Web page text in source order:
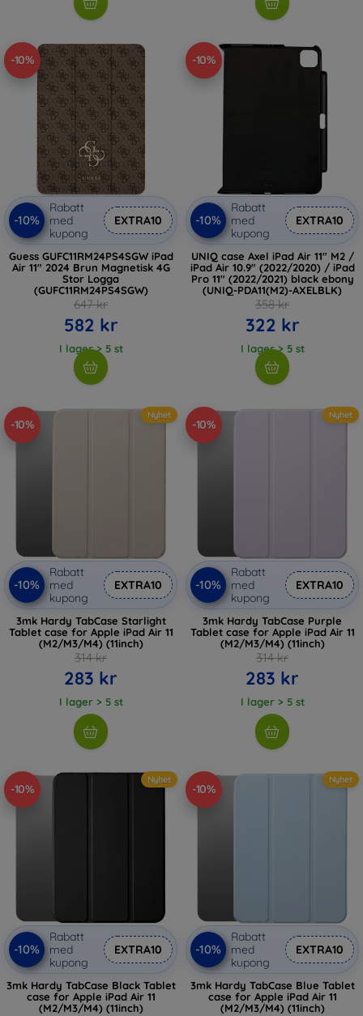
-10%
-10%
Rabatt
med
kupong
EXTRA10
Guess GUFC11RM24PS4SGW iPad
Air 11" 2024 Brun Magnetisk 4G
Stor Logga
(GUFC11RM24PS4SGW)
647 kr
582 kr
I lager > 5 st
-10%
-10%
Rabatt
med
kupong
EXTRA10
UNIQ case Axel iPad Air 11" M2 /
iPad Air 10.9" (2022/2020) / iPad
Pro 11" (2022/2021) black ebony
(UNIQ-PDA11(M2)-AXELBLK)
358 kr
322 kr
I lager > 5 st
-10%
Nyhet
-10%
Rabatt
med
kupong
EXTRA10
3mk Hardy TabCase Starlight
Tablet case for Apple iPad Air 11
(M2/M3/M4) (11inch)
314 kr
283 kr
I lager > 5 st
-10%
Nyhet
-10%
Rabatt
med
kupong
EXTRA10
3mk Hardy TabCase Purple
Tablet case for Apple iPad Air 11
(M2/M3/M4) (11inch)
314 kr
283 kr
I lager > 5 st
-10%
Nyhet
-10%
Rabatt
med
kupong
EXTRA10
3mk Hardy TabCase Black Tablet
case for Apple iPad Air 11
(M2/M3/M4) (11inch)
-10%
Nyhet
-10%
Rabatt
med
kupong
EXTRA10
3mk Hardy TabCase Blue Tablet
case for Apple iPad Air 11
(M2/M3/M4) (11inch)